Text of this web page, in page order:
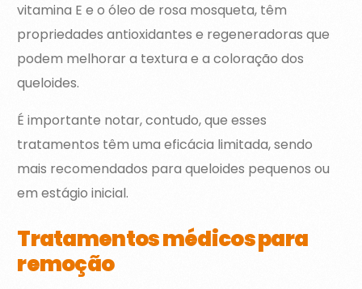
vitamina E e o óleo de rosa mosqueta, têm
propriedades antioxidantes e regeneradoras que
podem melhorar a textura e a coloração dos
queloides.
É importante notar, contudo, que esses
tratamentos têm uma eficácia limitada, sendo
mais recomendados para queloides pequenos ou
em estágio inicial.
Tratamentos médicos para
remoção